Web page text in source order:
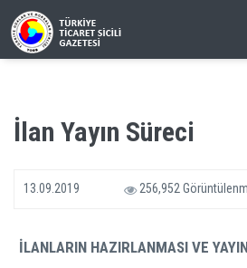
İlan Yayın Süreci
13.09.2019 256,952
İLANLARIN HAZIRLANMASI VE